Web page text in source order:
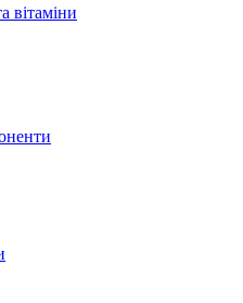
вітаміни